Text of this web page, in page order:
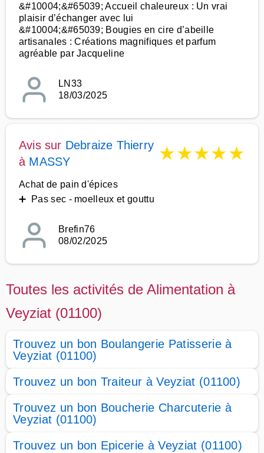
&#10004;&#65039; Accueil chaleureux : Un vrai
plaisir d’échanger avec lui
&#10004;&#65039; Bougies en cire d’abeille
artisanales : Créations magnifiques et parfum
agréable par Jacqueline
LN33
18/03/2025
Avis sur Debraize Thierry
à MASSY ★★★★★
Achat de pain d'épices
➕ Pas sec - moelleux et gouttu
Brefin76
08/02/2025
Toutes les activités de Alimentation à
Veyziat (01100)
Trouvez un bon Boulangerie Patisserie à
Veyziat (01100)
Trouvez un bon Traiteur à Veyziat (01100)
Trouvez un bon Boucherie Charcuterie à
Veyziat (01100)
Trouvez un bon Epicerie à Veyziat (01100)